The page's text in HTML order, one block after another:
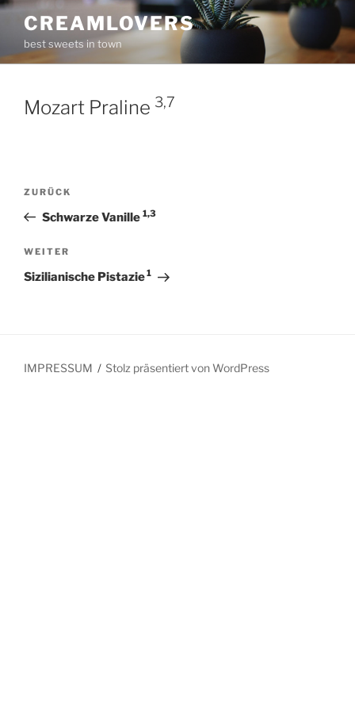
Zum
Inhalt
springen
CREAMLOVERS
best sweets in town
Mozart Praline 3,7
Beitragsnavigation
Vorheriger
Beitrag
ZURÜCK
Schwarze Vanille 1,3
Nächster
Beitrag
WEITER
Sizilianische Pistazie1
IMPRESSUM Stolz präsentiert von WordPress